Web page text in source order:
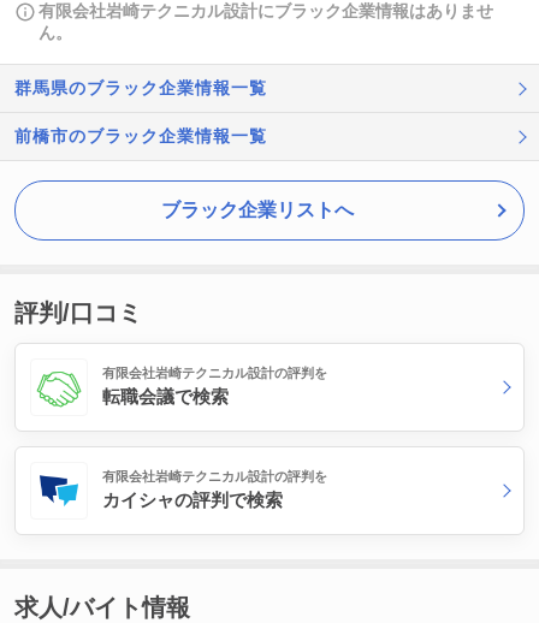
有限会社岩崎テクニカル設計にブラック企業情報はありませ
ん。
群馬県のブラック企業情報一覧
前橋市のブラック企業情報一覧
ブラック企業リストへ
評判/口コミ
有限会社岩崎テクニカル設計の評判を
転職会議で検索
有限会社岩崎テクニカル設計の評判を
カイシャの評判で検索
求人/バイト情報